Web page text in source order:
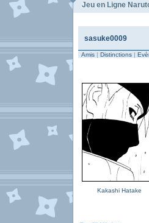
Jeu en Ligne
sasuke0009
Amis | Distinctions |
Kakashi Hatake